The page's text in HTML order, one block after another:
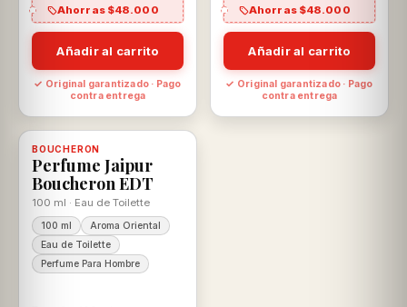
Ahorras $48.000
Añadir al carrito
✓ Original garantizado · Pago
contra entrega
Ahorras $48.000
Añadir al carrito
✓ Original garantizado · Pago
contra entrega
-17%
BOUCHERON
Perfume Jaipur
Boucheron EDT
100 ml · Eau de Toilette
100 ml
Aroma Oriental
Eau de Toilette
Perfume Para Hombre
Disponible, con descuento